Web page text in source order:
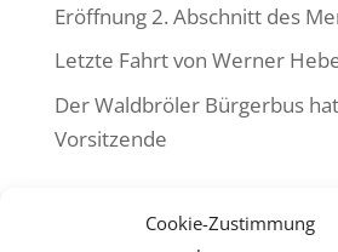
Cookie-Zustimmung
Eröffnung 2. Abschnitt des
Letzte Fahrt von Werner
Der Waldbröler Bürgerbus
Vorsitzende
Neueste